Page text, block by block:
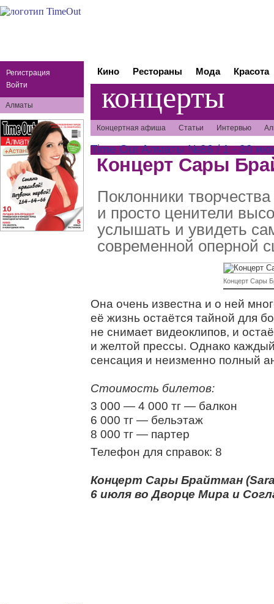
Регистрация
Войти
Алматы
Кино Рестораны Мода Красота
концерты
Концертная афиша Статьи Интервью
Time Out Алматы №86 / 1 - 30
Концерт Сары
Поклонники
и просто ценители
услышать и увидеть
современной оперной
Концерт Сары
Она очень известна и о ней
её жизнь остаётся тайной для
не снимает видеоклипов, и
и желтой прессы. Однако
сенсация и неизменно полный
Стоимость билетов:
3 000 — 4 000 тг — балкон
6 000 тг — бельэтаж
8 000 тг — партер
Телефон для справок: 8
Концерт Сары Брайтман
6 июля во Дворце Мира и